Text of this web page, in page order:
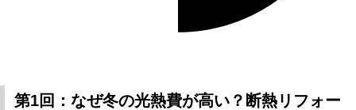
第1回：なぜ冬の光熱費が高い？断熱リフォー